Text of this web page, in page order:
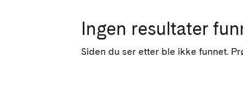
Ingen resultater
Siden du ser etter ble ikke funnet.